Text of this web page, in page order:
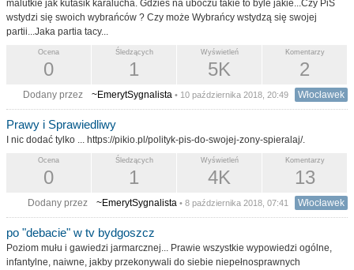
malutkie jak kutasik karalucha. Gdzieś na uboczu takie to byle jakie...Czy PiS
wstydzi się swoich wybrańców ? Czy może Wybrańcy wstydzą się swojej
partii...Jaka partia tacy...
Komentarzy
2
Wyświetleń
5K
Śledzących
1
Ocena
0
Dodany przez ~EmerytSygnalista • 10 października 2018, 20:49 Włocławek
Prawy i Sprawiedliwy
I nic dodać tylko ... https://pikio.pl/polityk-pis-do-swojej-zony-spieralaj/.
Komentarzy
13
Wyświetleń
4K
Śledzących
1
Ocena
0
Dodany przez ~EmerytSygnalista • 8 października 2018, 07:41 Włocławek
po "debacie" w tv bydgoszcz
Poziom mułu i gawiedzi jarmarcznej... Prawie wszystkie wypowiedzi ogólne,
infantylne, naiwne, jakby przekonywali do siebie niepełnosprawnych